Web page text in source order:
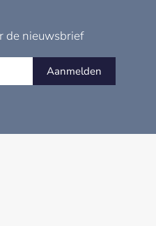
de nieuwsbrief
Aanmelden